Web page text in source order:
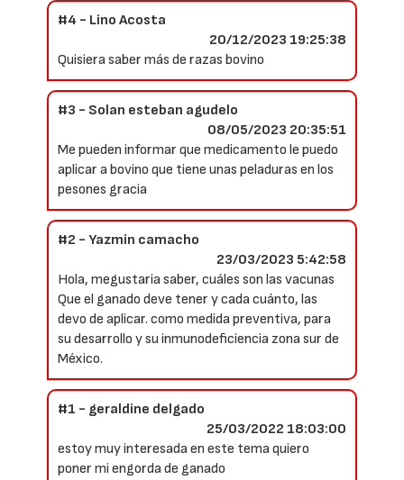
#4 - Lino Acosta
20/12/2023 19:25:38
Quisiera saber más de razas bovino
#3 - Solan esteban agudelo
08/05/2023 20:35:51
Me pueden informar que medicamento le puedo
aplicar a bovino que tiene unas peladuras en los
pesones gracia
#2 - Yazmin camacho
23/03/2023 5:42:58
Hola, megustaria saber, cuáles son las vacunas
Que el ganado deve tener y cada cuánto, las
devo de aplicar. como medida preventiva, para
su desarrollo y su inmunodeficiencia zona sur de
México.
#1 - geraldine delgado
25/03/2022 18:03:00
estoy muy interesada en este tema quiero
poner mi engorda de ganado